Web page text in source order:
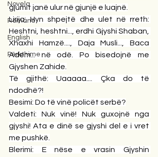
Novela
Romane
English
Përkthime
gjumit janë ulur në gjunjë e luajnë.
Lirija: Hyn shpejtë dhe ulet në rreth:
Heshtni, heshtni..., erdhi Gjyshi Shaban,
Xhaxhi Hamzë...., Daja Musli..., Baca
Adem... në odë. Po bisedojnë me
Gjyshen Zahide.
Të gjithë: Uaaaaa.... Çka do të
ndodhë?!
Besimi: Do të vinë policët serbë?
Valdeti: Nuk vinë! Nuk guxojnë nga
gjyshi! Ata e dinë se gjyshi del e i vret
me pushkë.
Blerimi: E nëse e vrasin Gjyshin